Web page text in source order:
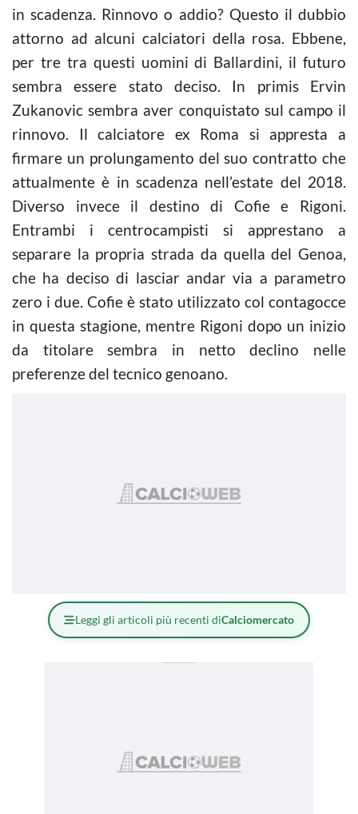
in scadenza. Rinnovo o addio? Questo il dubbio
attorno ad alcuni calciatori della rosa. Ebbene,
per tre tra questi uomini di Ballardini, il futuro
sembra essere stato deciso. In primis Ervin
Zukanovic sembra aver conquistato sul campo il
rinnovo. Il calciatore ex Roma si appresta a
firmare un prolungamento del suo contratto che
attualmente è in scadenza nell’estate del 2018.
Diverso invece il destino di Cofie e Rigoni.
Entrambi i centrocampisti si apprestano a
separare la propria strada da quella del Genoa,
che ha deciso di lasciar andar via a parametro
zero i due. Cofie è stato utilizzato col contagocce
in questa stagione, mentre Rigoni dopo un inizio
da titolare sembra in netto declino nelle
preferenze del tecnico genoano.
Leggi gli articoli più recenti diCalciomercato